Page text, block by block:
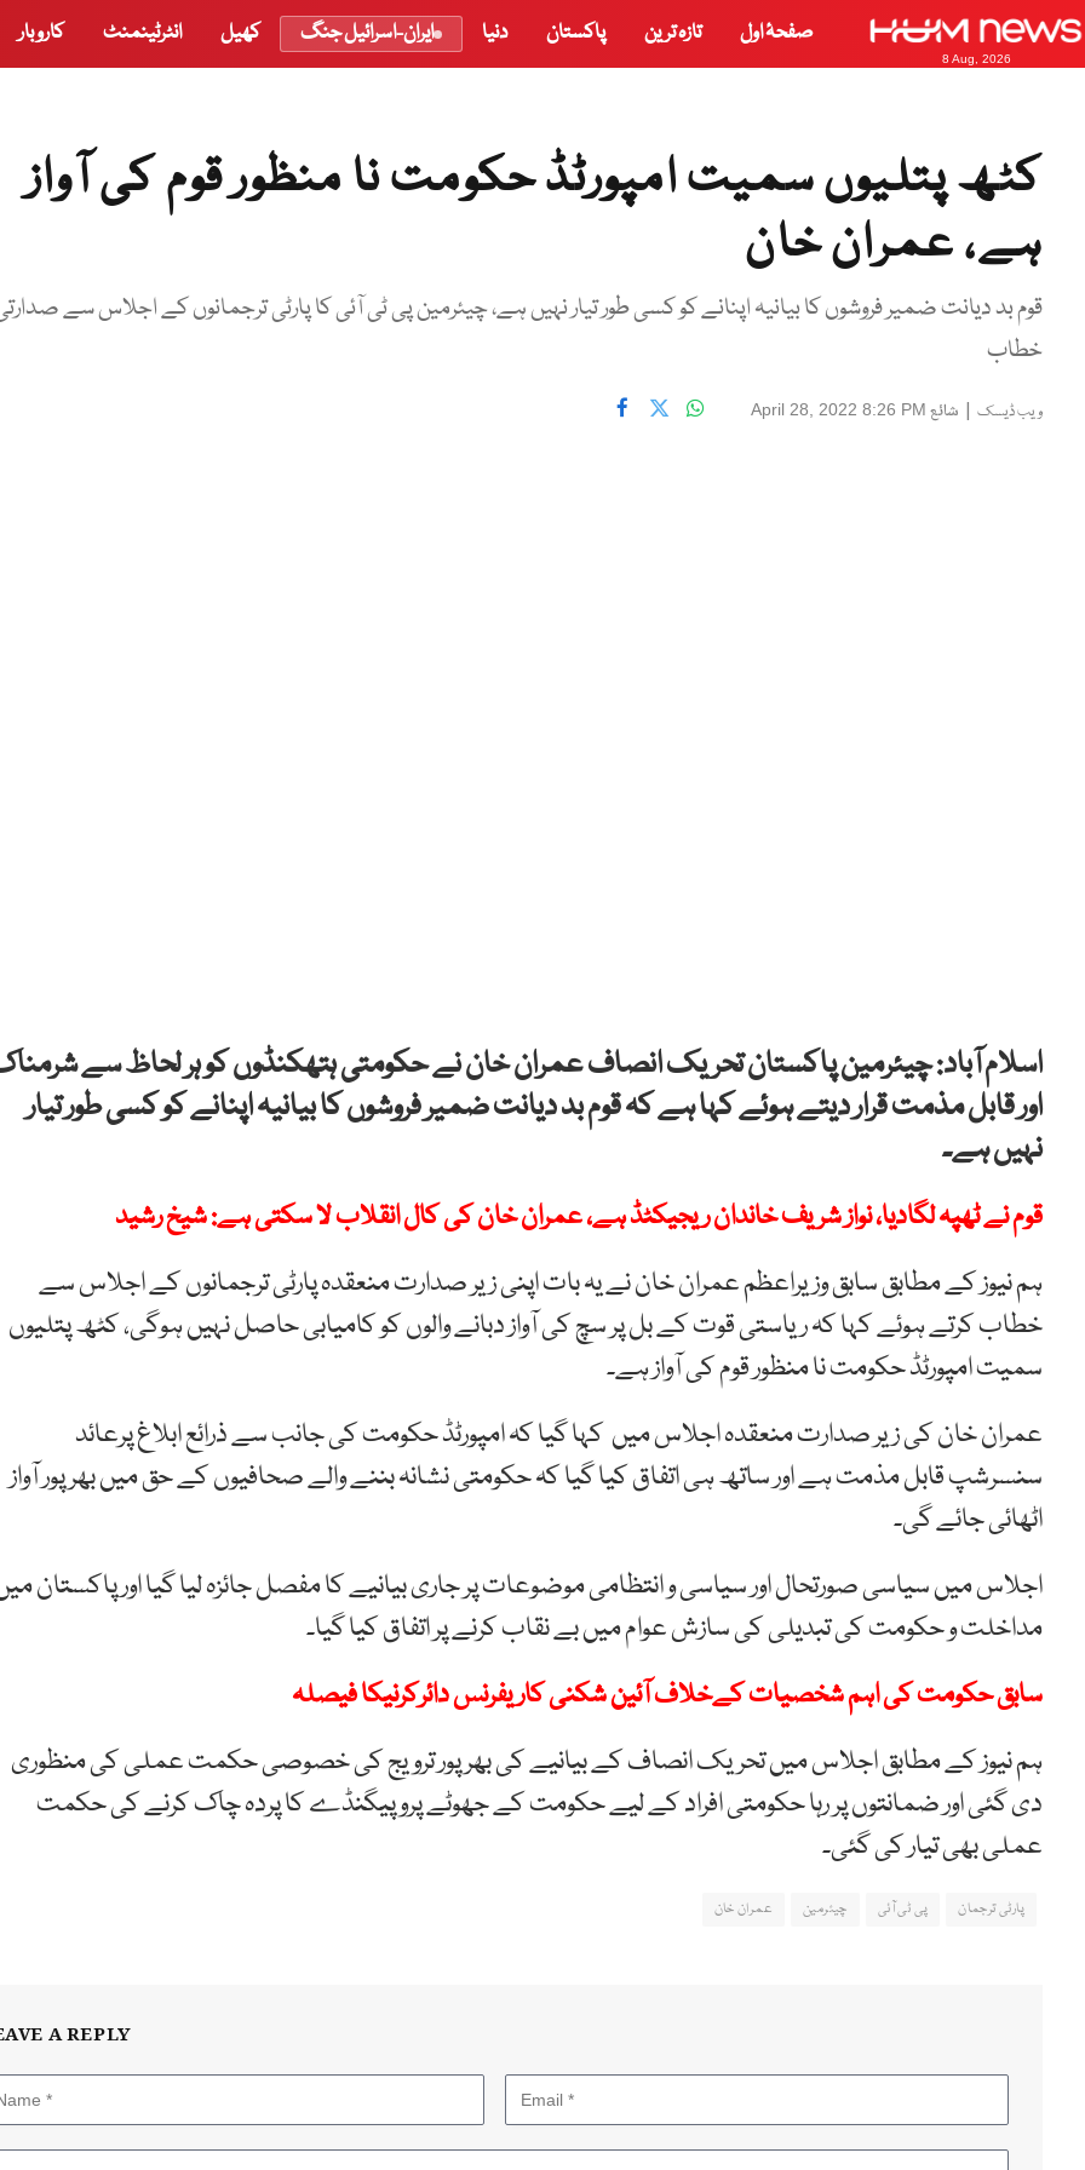
8 Aug, 2026
صفحۂ اول تازہ ترین پاکستان دنیا ایران-اسرائیل جنگ کھیل انٹرٹینمنٹ کاروبار
کٹھ پتلیوں سمیت امپورٹڈ حکومت نا منظور قوم کی آواز
ہے، عمران خان
قوم بد دیانت ضمیر فروشوں کا بیانیہ اپنانے کو کسی طور تیار نہیں ہے، چیئرمین پی ٹی آئی کا پارٹی ترجمانوں کے اجلاس سے
خطاب
ویب ڈیسک | شائع April 28, 2022 8:26 PM
اسلام آباد: چیئرمین پاکستان تحریک انصاف عمران خان نے حکومتی ہتھکنڈوں کو ہر لحاظ سے
اور قابل مذمت قرار دیتے ہوئے کہا ہے کہ قوم بد دیانت ضمیر فروشوں کا بیانیہ اپنانے کو کسی طور تیار
نہیں ہے۔
قوم نے ٹھپہ لگادیا، نواز شریف خاندان ریجیکٹڈ ہے، عمران خان کی کال انقلاب لا سکتی ہے: شیخ رشید
ہم نیوز کے مطابق سابق وزیراعظم عمران خان نے یہ بات اپنی زیر صدارت منعقدہ پارٹی ترجمانوں کے اجلاس سے
خطاب کرتے ہوئے کہا کہ ریاستی قوت کے بل پر سچ کی آواز دبانے والوں کو کامیابی حاصل نہیں ہوگی، کٹھ پتلیوں
سمیت امپورٹڈ حکومت نا منظور قوم کی آواز ہے۔
عمران خان کی زیر صدارت منعقدہ اجلاس میں کہا گیا کہ امپورٹڈ حکومت کی جانب سے ذرائع ابلاغ پرعائد
سنسرشپ قابل مذمت ہے اور ساتھ ہی اتفاق کیا گیا کہ حکومتی نشانہ بننے والے صحافیوں کے حق میں بھرپور آواز
اٹھائی جائے گی۔
اجلاس میں سیاسی صورتحال اور سیاسی و انتظامی موضوعات پر جاری بیانیے کا مفصل جائزہ لیا گیا اور پاکستان
مداخلت و حکومت کی تبدیلی کی سازش عوام میں بے نقاب کرنے پر اتفاق کیا گیا۔
سابق حکومت کی اہم شخصیات کےخلاف آئین شکنی کاریفرنس دائرکرنیکا فیصلہ
ہم نیوز کے مطابق اجلاس میں تحریک انصاف کے بیانیے کی بھرپور ترویج کی خصوصی حکمت عملی کی منظوری
دی گئی اور ضمانتوں پر رہا حکومتی افراد کے لیے حکومت کے جھوٹے پروپیگنڈے کا پردہ چاک کرنے کی حکمت
عملی بھی تیار کی گئی۔
پارٹی ترجمان پی ٹی آئی چیئرمین عمران خان
A REPLY